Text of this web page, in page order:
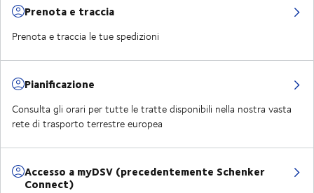
Prenota e traccia
Prenota e traccia le tue spedizioni
Pianificazione
Consulta gli orari per tutte le tratte disponibili nella nostra vasta
rete di trasporto terrestre europea
Accesso a myDSV (precedentemente Schenker
Connect)